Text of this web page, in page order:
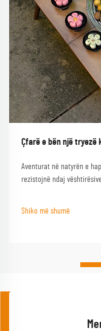
Çfarë e bën një
Aventurat në natyrën e
rezistojnë ndaj
Shiko më shumë